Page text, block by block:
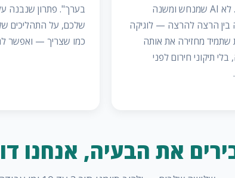
מחדש. לא AI שמנחש ומשנה
בין הרצה להרצה — לוגיקה
שתמיד מחזירה את אותה
תיקוני חירום לפני
בערך". פתרון שנבנה
שלכם, על התהליכים
כמו שצריך — ואפשר
את הבעיה, אנחנו